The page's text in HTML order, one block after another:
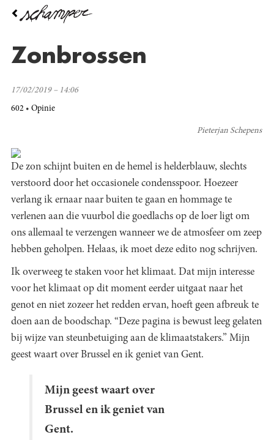
Overslaan
inhoud Zonbrossen
17/02/2019 – 14:06
602 Opinie
Pieterjan Schepens
De zon schijnt buiten en de hemel is helderblauw, slechts
verstoord door het occasionele condensspoor. Hoezeer
verlang ik ernaar naar buiten te gaan en hommage te
verlenen aan die vuurbol die goedlachs op de loer ligt om
ons allemaal te verzengen wanneer we de atmosfeer om zeep
hebben geholpen. Helaas, ik moet deze edito nog schrijven.
Ik overweeg te staken voor het klimaat. Dat mijn interesse
voor het klimaat op dit moment eerder uitgaat naar het
genot en niet zozeer het redden ervan, hoeft geen afbreuk te
doen aan de boodschap. “Deze pagina is bewust leeg gelaten
bij wijze van steunbetuiging aan de klimaatstakers.” Mijn
geest waart over Brussel en ik geniet van Gent.
Mijn geest waart over
Brussel en ik geniet van
Gent.